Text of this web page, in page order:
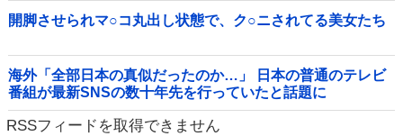
開脚させられマ○コ丸出し状態で、ク○ニされてる美女たち
海外「全部日本の真似だったのか…」 日本の普通のテレビ
番組が最新SNSの数十年先を行っていたと話題に
RSSフィードを取得できません